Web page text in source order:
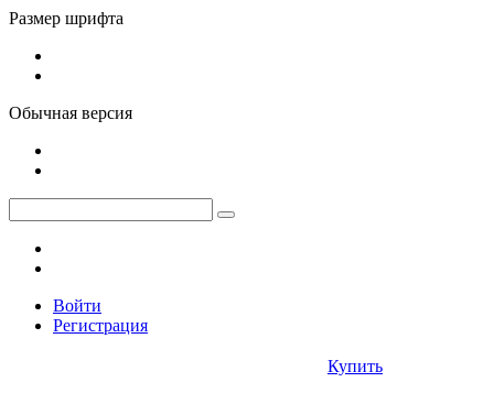
Размер шрифта
Обычная версия
Войти
Регистрация
Купить